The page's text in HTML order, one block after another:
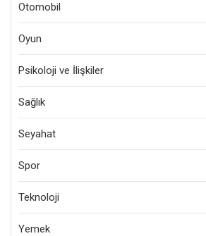
Otomobil
Oyun
Psikoloji ve İlişkiler
Sağlık
Seyahat
Spor
Teknoloji
Yemek